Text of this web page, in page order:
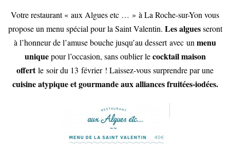
Votre restaurant « aux Algues etc … » à La Roche-sur-Yon vous
propose un menu spécial pour la Saint Valentin. Les alguesseront
à l’honneur de l’amuse bouche jusqu’au dessert avec un menu
uniquepour l’occasion, sans oublier lecocktail maison
offertle soir du 13 février ! Laissez-vous surprendre par une
cuisine atypique et gourmande aux alliances fruitées-iodées.